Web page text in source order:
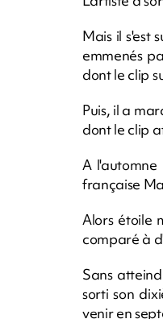
Mais il s'est
emmenés
dont le clip
Puis, il a
dont le clip
A l'automne
française
Alors étoile
comparé à
Sans
sorti son
venir en